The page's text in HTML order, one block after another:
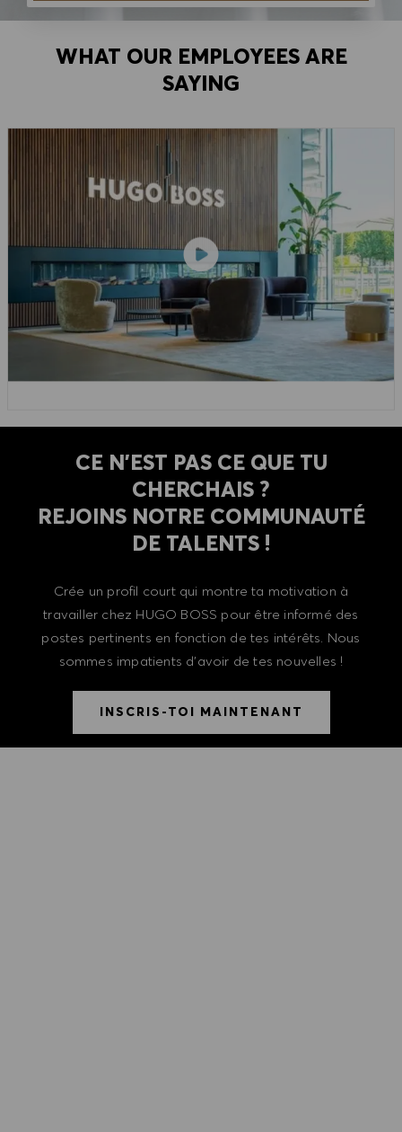
WHAT OUR EMPLOYEES ARE
SAYING
CE N'EST PAS CE QUE TU
CHERCHAIS ?
REJOINS NOTRE COMMUNAUTÉ
DE TALENTS !
Crée un profil court qui montre ta motivation à
travailler chez HUGO BOSS pour être informé des
postes pertinents en fonction de tes intérêts. Nous
sommes impatients d'avoir de tes nouvelles !
INSCRIS-TOI MAINTENANT